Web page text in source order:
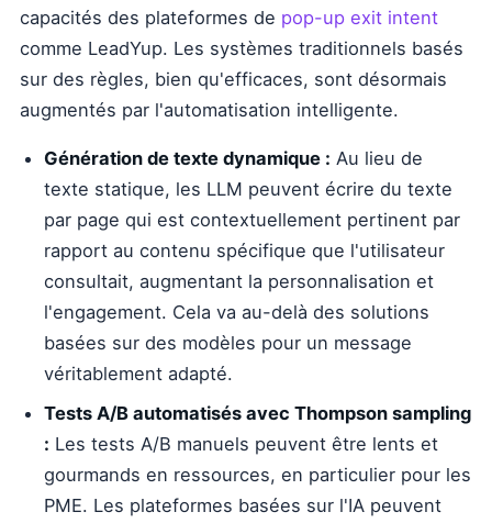
capacités des plateformes de pop-up exit intent
comme LeadYup. Les systèmes traditionnels basés
sur des règles, bien qu'efficaces, sont désormais
augmentés par l'automatisation intelligente.
Génération de texte dynamique : Au lieu de
texte statique, les LLM peuvent écrire du texte
par page qui est contextuellement pertinent par
rapport au contenu spécifique que l'utilisateur
consultait, augmentant la personnalisation et
l'engagement. Cela va au-delà des solutions
basées sur des modèles pour un message
véritablement adapté.
Tests A/B automatisés avec Thompson sampling
: Les tests A/B manuels peuvent être lents et
gourmands en ressources, en particulier pour les
PME. Les plateformes basées sur l'IA peuvent